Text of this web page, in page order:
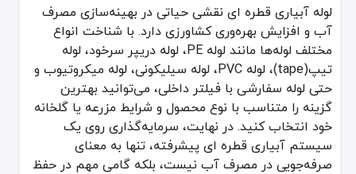
لوله آبیاری قطره ای نقشی حیاتی در بهینه‌سازی مصرف
آب و افزایش بهره‌وری کشاورزی دارد. با شناخت انواع
مختلف لوله‌ها مانند لوله PE، لوله دریپر سرخود، لوله
تیپ(tape)، لوله PVC، لوله سیلیکونی، لوله میکروتیوب و
حتی لوله سفارشی با فیلتر داخلی، می‌توانید بهترین
گزینه را متناسب با نوع محصول و شرایط مزرعه یا گلخانه
خود انتخاب کنید. در نهایت، سرمایه‌گذاری روی یک
سیستم آبیاری قطره ای پیشرفته، تنها به معنای
صرفه‌جویی در مصرف آب نیست، بلکه گامی مهم در حفظ